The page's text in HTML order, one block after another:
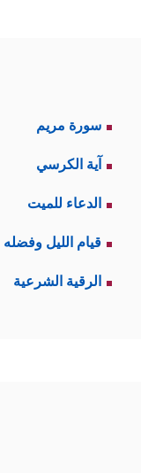
سورة مريم
آية الكرسي
الدعاء للميت
قيام الليل وفضله
الرقية الشرعية